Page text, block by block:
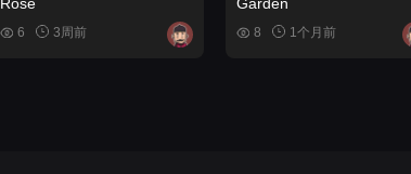
6 3周前 8 1个月前